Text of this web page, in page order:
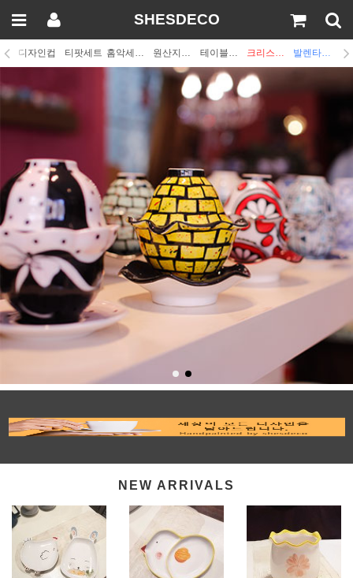
SHESDECO
디자인컵 티팟세트 홈악세사리 원산지디자인 테이블웨어 크리스마스 발렌타인데이
NEW ARRIVALS